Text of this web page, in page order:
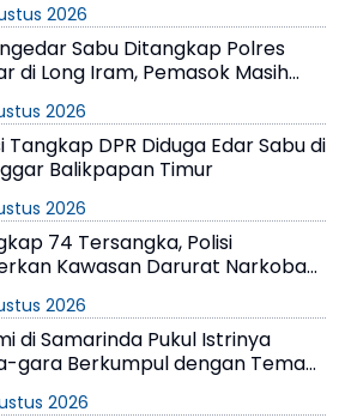
2026
Sabu Ditangkap Polres
di Long Iram, Pemasok Masih
2026
Tangkap DPR Diduga Edar Sabu di
Balikpapan Timur
2026
74 Tersangka, Polisi
Kawasan Darurat Narkoba
2026
di Samarinda Pukul Istrinya
gara Berkumpul dengan Teman
2026